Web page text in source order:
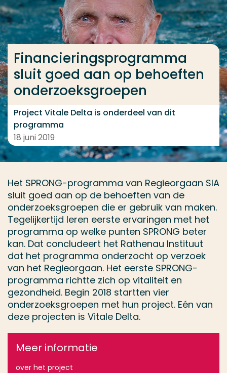
Ga direct naar de content
... > Financieringsprogramma sluit goed aan op
Financieringsprogramma
sluit goed aan op behoeften
onderzoeksgroepen
Project Vitale Delta is onderdeel van dit
programma
18 juni 2019
Het SPRONG-programma van Regieorgaan SIA
sluit goed aan op de behoeften van de
onderzoeksgroepen die er gebruik van maken.
Tegelijkertijd leren eerste ervaringen met het
programma op welke punten SPRONG beter
kan. Dat concludeert het Rathenau Instituut
dat het programma onderzocht op verzoek
van het Regieorgaan. Het eerste SPRONG-
programma richtte zich op vitaliteit en
gezondheid. Begin 2018 startten vier
onderzoeksgroepen met hun project. Eén van
deze projecten is Vitale Delta.
Meer informatie
over het project
Veel gezocht
Opleiding
Contact